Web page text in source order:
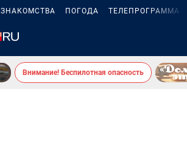
ЗНАКОМСТВА ПОГОДА ТЕЛЕПРОГРАММА
Внимание! Беспилотная опасность